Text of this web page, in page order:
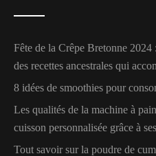
Fête de la Crêpe Bretonne
des recettes ancestrales qui
8 idées de smoothies pour
Les qualités de la machine à
cuisson personnalisée grâce à
Tout savoir sur la poudre de